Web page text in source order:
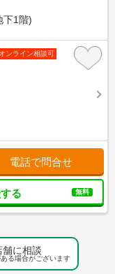
下1階)
ンライン相談可
電話で問合せ
る 無料
に相談
る場合がございます